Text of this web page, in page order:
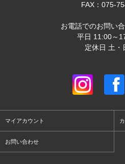
FAX：075-
お電話でのお問い
平日 11:00～
定休日 土・
マイアカウント
お問い合わせ